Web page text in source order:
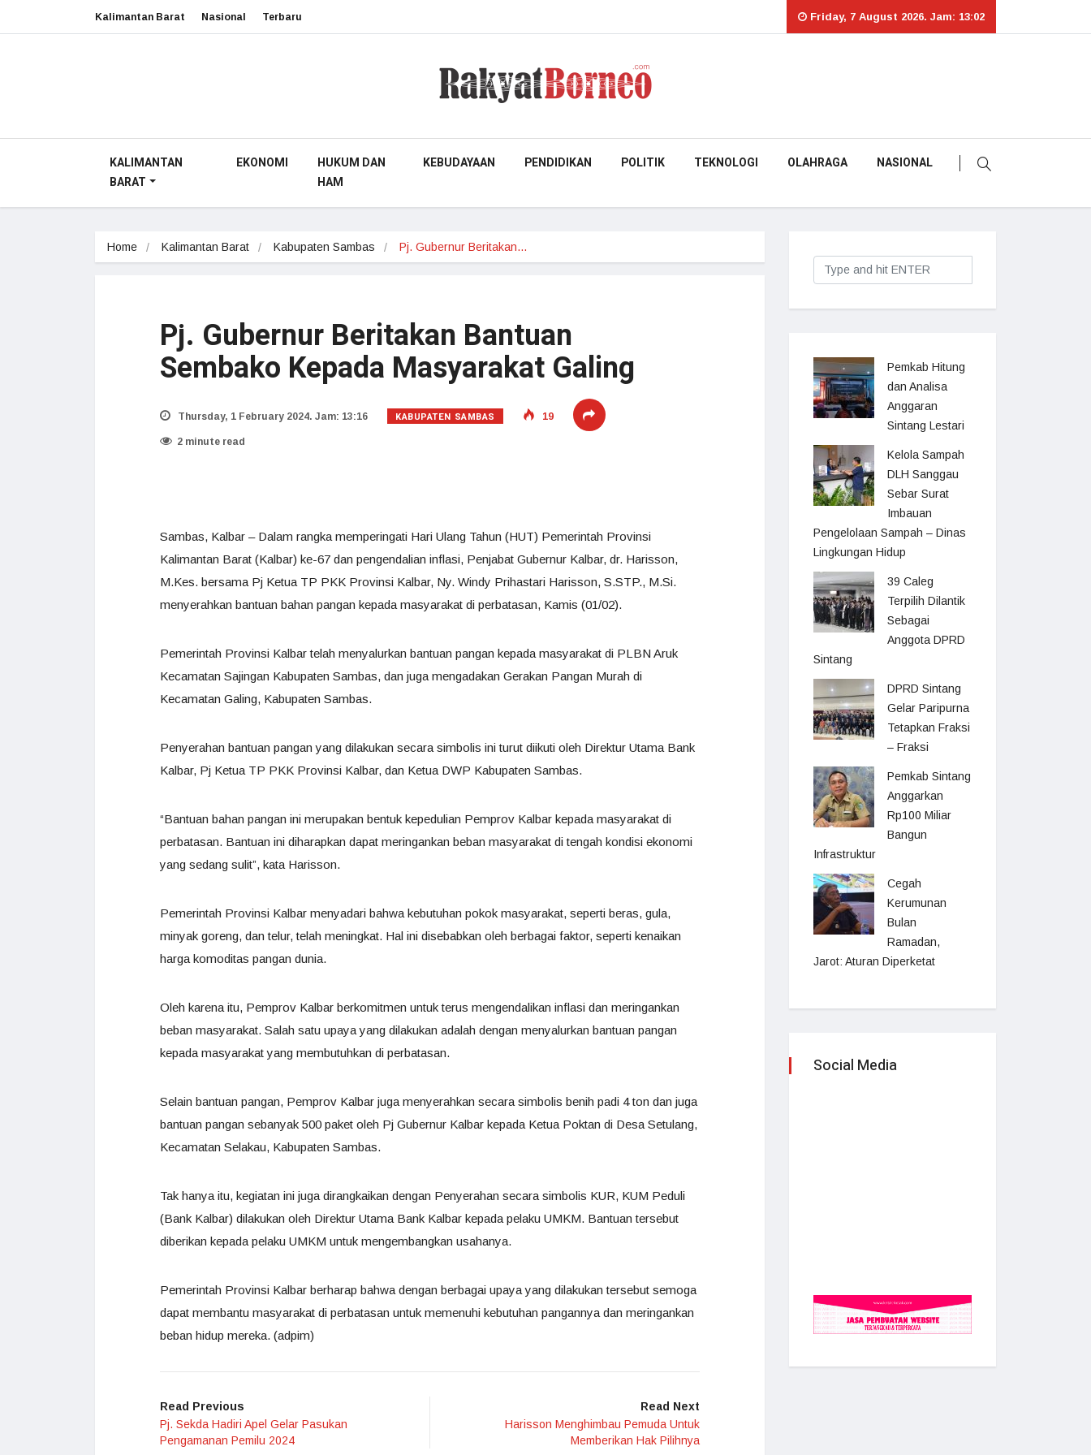
Kalimantan Barat Nasional Terbaru Friday, 7 August 2026. Jam: 13:02
KALIMANTAN
BARAT
EKONOMI
HUKUM DAN
HAM
KEBUDAYAAN PENDIDIKAN POLITIK TEKNOLOGI OLAHRAGA NASIONAL
Home Kalimantan Barat Kabupaten Sambas Pj. Gubernur Beritakan…
Pj. Gubernur Beritakan Bantuan
Sembako Kepada Masyarakat Galing
Thursday, 1 February 2024. Jam: 13:16 KABUPATEN SAMBAS 19
2 minute read
Sambas, Kalbar – Dalam rangka memperingati Hari Ulang Tahun (HUT) Pemerintah Provinsi
Kalimantan Barat (Kalbar) ke-67 dan pengendalian inflasi, Penjabat Gubernur Kalbar, dr. Harisson,
M.Kes. bersama Pj Ketua TP PKK Provinsi Kalbar, Ny. Windy Prihastari Harisson, S.STP., M.Si.
menyerahkan bantuan bahan pangan kepada masyarakat di perbatasan, Kamis (01/02).
Pemerintah Provinsi Kalbar telah menyalurkan bantuan pangan kepada masyarakat di PLBN Aruk
Kecamatan Sajingan Kabupaten Sambas, dan juga mengadakan Gerakan Pangan Murah di
Kecamatan Galing, Kabupaten Sambas.
Penyerahan bantuan pangan yang dilakukan secara simbolis ini turut diikuti oleh Direktur Utama Bank
Kalbar, Pj Ketua TP PKK Provinsi Kalbar, dan Ketua DWP Kabupaten Sambas.
“Bantuan bahan pangan ini merupakan bentuk kepedulian Pemprov Kalbar kepada masyarakat di
perbatasan. Bantuan ini diharapkan dapat meringankan beban masyarakat di tengah kondisi ekonomi
yang sedang sulit”, kata Harisson.
Pemerintah Provinsi Kalbar menyadari bahwa kebutuhan pokok masyarakat, seperti beras, gula,
minyak goreng, dan telur, telah meningkat. Hal ini disebabkan oleh berbagai faktor, seperti kenaikan
harga komoditas pangan dunia.
Oleh karena itu, Pemprov Kalbar berkomitmen untuk terus mengendalikan inflasi dan meringankan
beban masyarakat. Salah satu upaya yang dilakukan adalah dengan menyalurkan bantuan pangan
kepada masyarakat yang membutuhkan di perbatasan.
Selain bantuan pangan, Pemprov Kalbar juga menyerahkan secara simbolis benih padi 4 ton dan juga
bantuan pangan sebanyak 500 paket oleh Pj Gubernur Kalbar kepada Ketua Poktan di Desa Setulang,
Kecamatan Selakau, Kabupaten Sambas.
Tak hanya itu, kegiatan ini juga dirangkaikan dengan Penyerahan secara simbolis KUR, KUM Peduli
(Bank Kalbar) dilakukan oleh Direktur Utama Bank Kalbar kepada pelaku UMKM. Bantuan tersebut
diberikan kepada pelaku UMKM untuk mengembangkan usahanya.
Pemerintah Provinsi Kalbar berharap bahwa dengan berbagai upaya yang dilakukan tersebut semoga
dapat membantu masyarakat di perbatasan untuk memenuhi kebutuhan pangannya dan meringankan
beban hidup mereka. (adpim)
Read Previous
Pj. Sekda Hadiri Apel Gelar Pasukan
Pengamanan Pemilu 2024
Read Next
Harisson Menghimbau Pemuda Untuk
Memberikan Hak Pilihnya
Pemkab Hitung
dan Analisa
Anggaran
Sintang Lestari
Kelola Sampah
DLH Sanggau
Sebar Surat
Imbauan
Pengelolaan Sampah – Dinas
Lingkungan Hidup
39 Caleg
Terpilih Dilantik
Sebagai
Anggota DPRD
Sintang
DPRD Sintang
Gelar Paripurna
Tetapkan Fraksi
– Fraksi
Pemkab Sintang
Anggarkan
Rp100 Miliar
Bangun
Infrastruktur
Cegah
Kerumunan
Bulan
Ramadan,
Jarot: Aturan Diperketat
Social Media